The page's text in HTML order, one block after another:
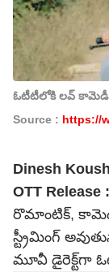
ఓటీటీలోకి లవ్
Source : https://
Dinesh
OTT Release :
రొమాంటిక్,
స్ట్రీమింగ్
మూవీ డైరెక్ట్‌గా